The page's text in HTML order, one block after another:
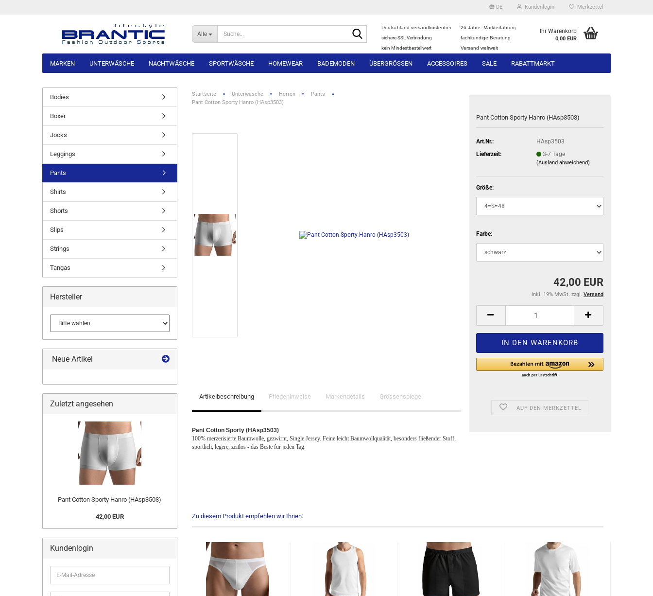
DE Kundenlogin Merkzettel
Alle
Suche...Deutschland versandkostenfrei
26 Jahre Markterfahrung
sichere SSL Verbindung
fachkundige Beratung
kein Mindestbestellwert
Versand weltweit
Ihr Warenkorb
0,00 EUR
MARKEN UNTERWÄSCHE NACHTWÄSCHE SPORTWÄSCHE HOMEWEAR BADEMODEN ÜBERGRÖSSEN ACCESSOIRES SALE RABATTMARKT
Startseite » Unterwäsche » Herren » Pants »
Pant Cotton Sporty Hanro (HAsp3503)
Pant Cotton Sporty Hanro (HAsp3503)
Art.Nr.:
HAsp3503
Lieferzeit:
3-7 Tage
(Ausland abweichend)
Größe:
Farbe:
42,00 EUR
inkl. 19% MwSt. zzgl. Versand
AUF DEN MERKZETTEL
Artikelbeschreibung Pflegehinweise Markendetails Grössenspiegel
Pant Cotton Sporty (HAsp3503)
100% merzerisierte Baumwolle, gezwirnt, Single Jersey. Feine leicht Baumwollqualität, besonders fließender Stoff,
sportlich, legere, zeitlos - das Beste für jeden Tag.
Zu diesem Produkt empfehlen wir Ihnen:
Bodies
Boxer
Jocks
Leggings
Pants
Shirts
Shorts
Slips
Strings
Tangas
Hersteller
Neue Artikel
Zuletzt angesehen
Pant Cotton Sporty Hanro (HAsp3503)
42,00 EUR
Kundenlogin
E-
Mail-
Adresse